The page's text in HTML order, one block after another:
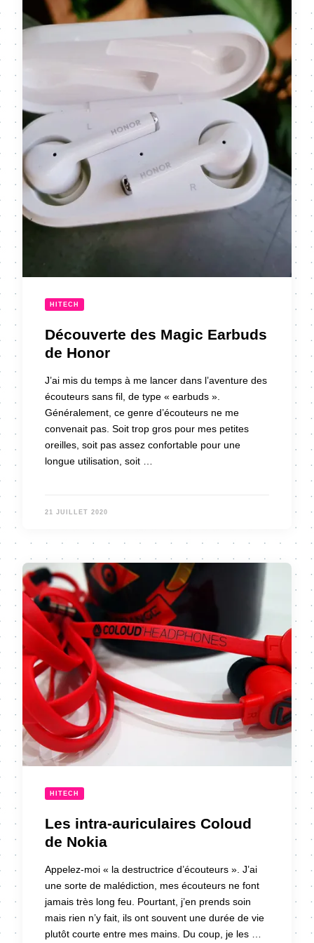
HITECH
Découverte des Magic Earbuds
de Honor
J’ai mis du temps à me lancer dans l’aventure des
écouteurs sans fil, de type « earbuds ».
Généralement, ce genre d’écouteurs ne me
convenait pas. Soit trop gros pour mes petites
oreilles, soit pas assez confortable pour une
longue utilisation, soit …
21 JUILLET 2020
HITECH
Les intra-auriculaires Coloud
de Nokia
Appelez-moi « la destructrice d’écouteurs ». J’ai
une sorte de malédiction, mes écouteurs ne font
jamais très long feu. Pourtant, j’en prends soin
mais rien n’y fait, ils ont souvent une durée de vie
plutôt courte entre mes mains. Du coup, je les …